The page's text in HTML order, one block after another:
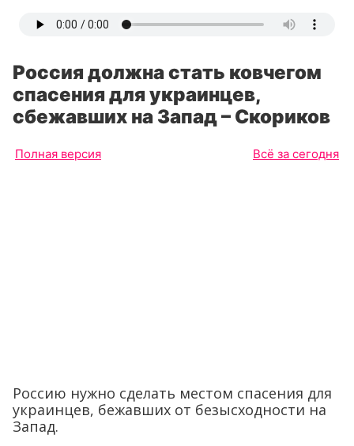
Россия должна стать ковчегом
спасения для украинцев,
сбежавших на Запад – Скориков
Полная версия Всё за сегодня
Россию нужно сделать местом спасения для
украинцев, бежавших от безысходности на
Запад.